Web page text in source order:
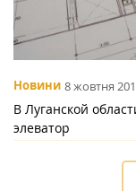
Новини 8 жовтня
В Луганской
элеватор